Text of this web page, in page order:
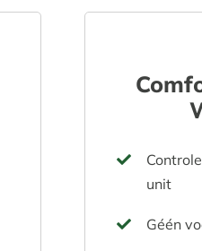
unit
Géén